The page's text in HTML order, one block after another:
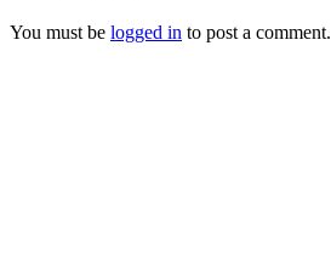
You must be logged in to post a comment.